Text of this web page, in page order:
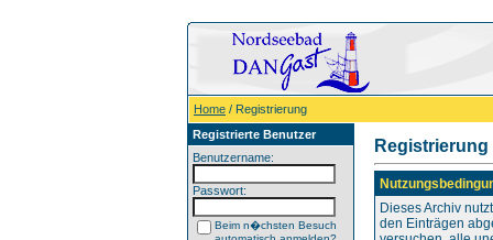
Home / Registrierung
Registrierte Benutzer
Benutzername:
Passwort:
Beim n�chsten Besuch
Registrierung
Dieses Archiv
den Einträgen